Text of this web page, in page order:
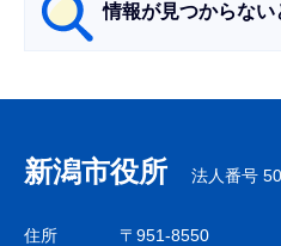
情報が見つからない
ナ
ビ
ゲ
新潟市役所 法人番号
住所
〒951-8550